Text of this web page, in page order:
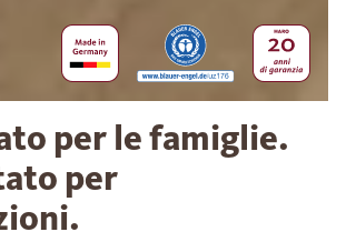
per le famiglie.
per